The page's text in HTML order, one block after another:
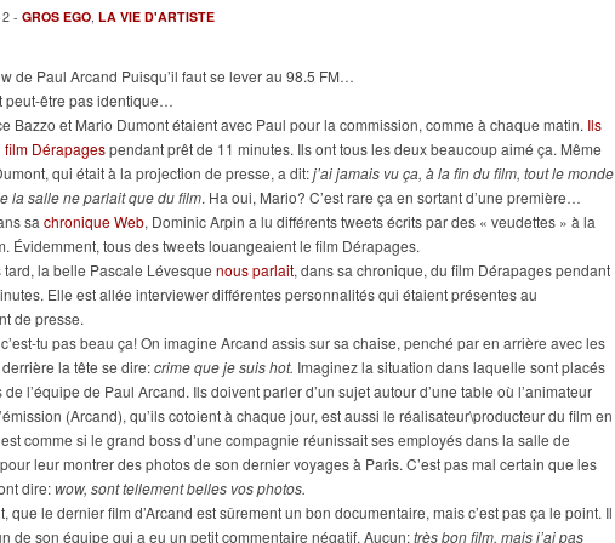
- GROS EGO, LA VIE D'ARTISTE
de Paul Arcand Puisqu’il faut se lever au 98.5 FM…
peut-être pas identique…
Bazzo et Mario Dumont étaient avec Paul pour la commission, comme à chaque matin. Ils
film Dérapagespendant prêt de 11 minutes. Ils ont tous les deux beaucoup aimé ça. Même
qui était à la projection de presse, a dit:j’ai jamais vu ça, à la fin du film, tout le monde
la salle ne parlait que du film. Ha oui, Mario? C’est rare ça en sortant d’une première…
sa chronique Web, Dominic Arpin a lu différents tweets écrits par des « veudettes » à la
Évidemment, tous des tweets louangeaient le film Dérapages.
tard, la belle Pascale Lévesque nous parlait, dans sa chronique, du film Dérapages pendant
Elle est allée interviewer différentes personnalités qui étaient présentes au
de presse.
tu pas beau ça! On imagine Arcand assis sur sa chaise, penché par en arrière avec les
la tête se dire:crime que je suis hot. Imaginez la situation dans laquelle sont placés
l’équipe de Paul Arcand. Ils doivent parler d’un sujet autour d’une table où l’animateur
(Arcand), qu’ils cotoient à chaque jour, est aussi le réalisateur\producteur du film en
comme si le grand boss d’une compagnie réunissait ses employés dans la salle de
leur montrer des photos de son dernier voyages à Paris. C’est pas mal certain que les
dire:wow, sont tellement belles vos photos.
que le dernier film d’Arcand est sûrement un bon documentaire, mais c’est pas ça le point. Il
de son équipe qui a eu un petit commentaire négatif. Aucun:très bon film, mais j’ai pas